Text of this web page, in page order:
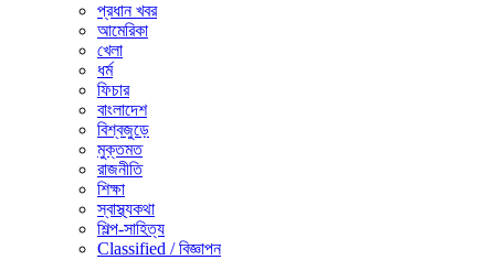
প্রধান খবর
আমেরিকা
খেলা
ধর্ম
ফিচার
বাংলাদেশ
বিশ্বজুড়ে
মুক্তমত
রাজনীতি
শিক্ষা
স্বাস্থ্যকথা
শিল্প-সাহিত্য
Classified / বিজ্ঞাপন